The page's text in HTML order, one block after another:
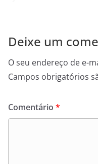
Deixe um
O seu endereço de e-
Campos obrigatórios
Comentário *